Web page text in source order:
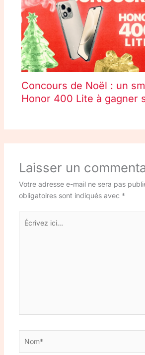
Concours de Noël : un
Honor 400 Lite à gagner
Laisser un
Votre adresse e-mail ne sera pas
obligatoires sont indiqués avec *
Écrivez
ici…